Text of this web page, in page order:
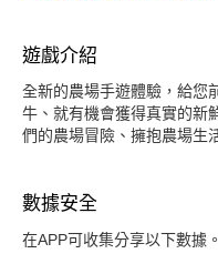
遊戲介紹
全新的農場手遊體驗，給您
牛、就有機會獲得真實的新
們的農場冒險、擁抱農場生
數據安全
在APP可收集分享以下數據。